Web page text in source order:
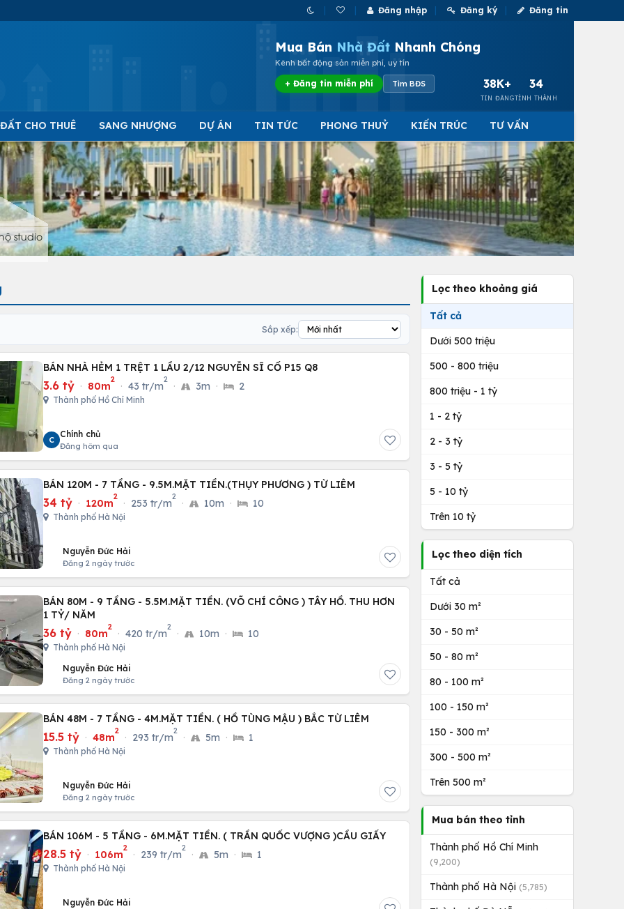
Đăng nhập Đăng ký Đăng tin
Mua Bán Nhà Đất Nhanh Chóng
Kênh bất động sản miễn phí, uy tín
+ Đăng tin miễn phí Tìm BĐS 38K+
TIN ĐĂNG
34
TỈNH THÀNH
CHO THUÊ SANG NHƯỢNG DỰ ÁN TIN TỨC PHONG THUỶ KIẾN TRÚC TƯ VẤN
studio
Sắp xếp:
BÁN NHÀ HẺM 1 TRỆT 1 LẦU 2/12 NGUYỄN SĨ CỐ P15 Q8
3.6 tỷ · 80m
2
· 43 tr/m
2
· 3m · 2
Thành phố Hồ Chí Minh
C
Chính chủ
Đăng hôm qua
BÁN 120M - 7 TẦNG - 9.5M.MẶT TIỀN.(THỤY PHƯƠNG ) TỪ LIÊM
34 tỷ · 120m
2
· 253 tr/m
2
· 10m · 10
Thành phố Hà Nội
Nguyễn Đức Hải
Đăng 2 ngày trước
BÁN 80M - 9 TẦNG - 5.5M.MẶT TIỀN. (VÕ CHÍ CÔNG ) TÂY HỒ. THU HƠN
1 TỶ/ NĂM
36 tỷ · 80m
2
· 420 tr/m
2
· 10m · 10
Thành phố Hà Nội
Nguyễn Đức Hải
Đăng 2 ngày trước
BÁN 48M - 7 TẦNG - 4M.MẶT TIỀN. ( HỒ TÙNG MẬU ) BẮC TỪ LIÊM
15.5 tỷ · 48m
2
· 293 tr/m
2
· 5m · 1
Thành phố Hà Nội
Nguyễn Đức Hải
Đăng 2 ngày trước
BÁN 106M - 5 TẦNG - 6M.MẶT TIỀN. ( TRẦN QUỐC VƯỢNG )CẦU GIẤY
28.5 tỷ · 106m
2
· 239 tr/m
2
· 5m · 1
Thành phố Hà Nội
Nguyễn Đức Hải
Lọc theo khoảng giá
Tất cả
Dưới 500 triệu
500 - 800 triệu
800 triệu - 1 tỷ
1 - 2 tỷ
2 - 3 tỷ
3 - 5 tỷ
5 - 10 tỷ
Trên 10 tỷ
Lọc theo diện tích
Tất cả
Dưới 30 m²
30 - 50 m²
50 - 80 m²
80 - 100 m²
100 - 150 m²
150 - 300 m²
300 - 500 m²
Trên 500 m²
Mua bán theo tỉnh
Thành phố Hồ Chí Minh
(9,200)
Thành phố Hà Nội (5,785)